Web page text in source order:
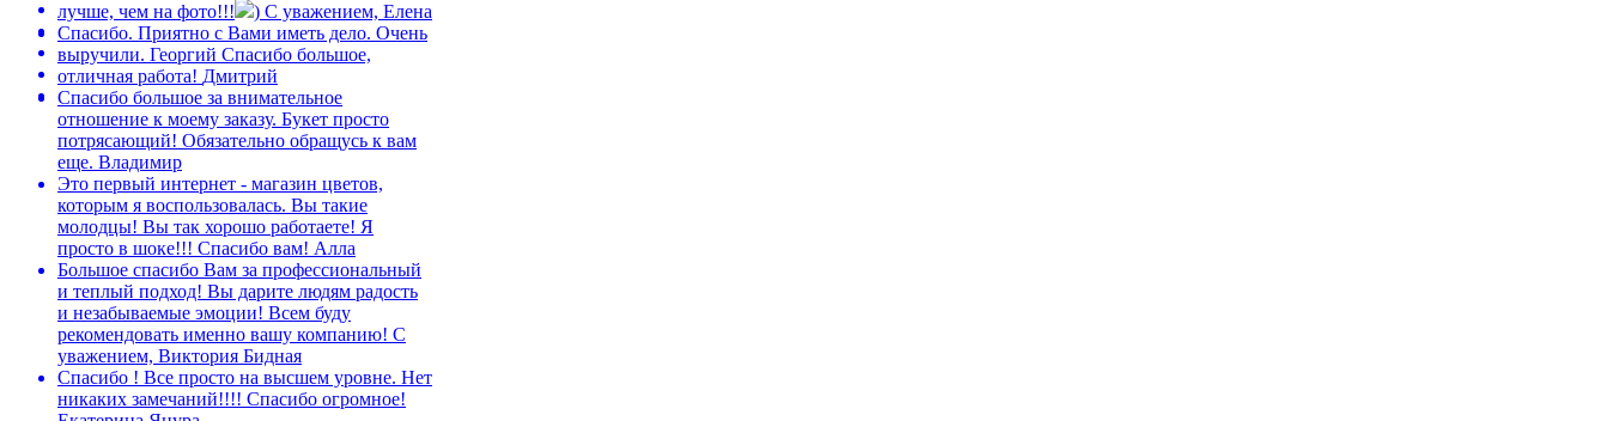
лучше, чем на фото!!!
) С уважением, Елена
Спасибо. Приятно с Вами иметь дело. Очень
выручили. Георгий Спасибо большое,
отличная работа! Дмитрий
Спасибо большое за внимательное
отношение к моему заказу. Букет просто
потрясающий! Обязательно обращусь к вам
еще. Владимир
Это первый интернет - магазин цветов,
которым я воспользовалась. Вы такие
молодцы! Вы так хорошо работаете! Я
просто в шоке!!! Спасибо вам! Алла
Большое спасибо Вам за профессиональный
и теплый подход! Вы дарите людям радость
и незабываемые эмоции! Всем буду
рекомендовать именно вашу компанию! С
уважением, Виктория Бидная
Спасибо ! Все просто на высшем уровне. Нет
никаких замечаний!!!! Спасибо огромное!